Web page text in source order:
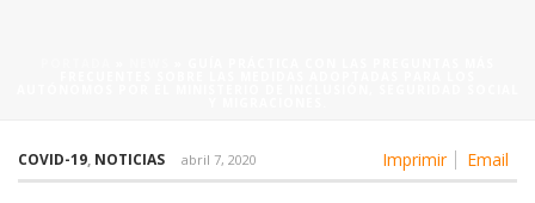
Imprimir Email
COVID-19, NOTICIAS abril 7, 2020